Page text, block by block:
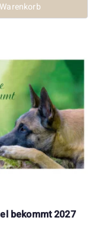
bekommt 2027